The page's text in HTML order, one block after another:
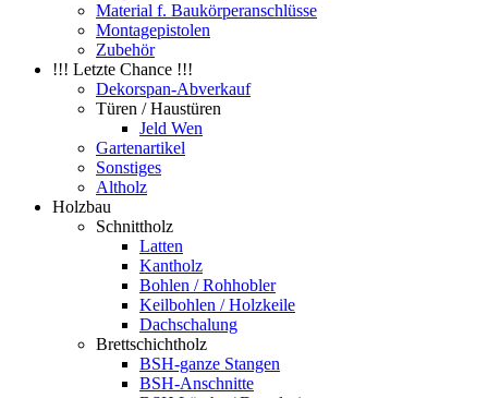
Material f. Baukörperanschlüsse
Montagepistolen
Zubehör
!!! Letzte Chance !!!
Dekorspan-Abverkauf
Türen / Haustüren
Jeld Wen
Gartenartikel
Sonstiges
Altholz
Holzbau
Schnittholz
Latten
Kantholz
Bohlen / Rohhobler
Keilbohlen / Holzkeile
Dachschalung
Brettschichtholz
BSH-ganze Stangen
BSH-Anschnitte